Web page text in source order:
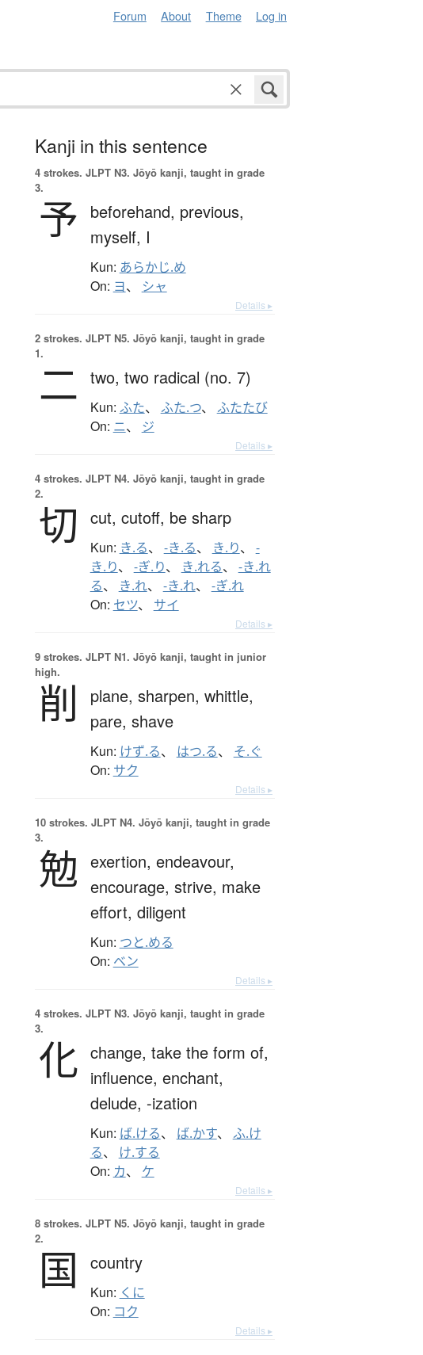
Forum About Theme Log in
Kanji in this sentence
4 strokes. JLPT N3. Jōyō kanji, taught in grade
3.
予 beforehand, previous,
myself, I
Kun: あらかじ.め
On: ヨ、 シャ
Details ▸
2 strokes. JLPT N5. Jōyō kanji, taught in grade
1.
二 two, two radical (no. 7)
Kun: ふた、 ふた.つ、 ふたたび
On: ニ、 ジ
Details ▸
4 strokes. JLPT N4. Jōyō kanji, taught in grade
2.
切 cut, cutoff, be sharp
Kun: き.る、 -き.る、 き.り、 -
き.り、 -ぎ.り、 き.れる、 -き.れ
る、 き.れ、 -き.れ、 -ぎ.れ
On: セツ、 サイ
Details ▸
9 strokes. JLPT N1. Jōyō kanji, taught in junior
high.
削 plane, sharpen, whittle,
pare, shave
Kun: けず.る、 はつ.る、 そ.ぐ
On: サク
Details ▸
10 strokes. JLPT N4. Jōyō kanji, taught in grade
3.
勉 exertion, endeavour,
encourage, strive, make
effort, diligent
Kun: つと.める
On: ベン
Details ▸
4 strokes. JLPT N3. Jōyō kanji, taught in grade
3.
化 change, take the form of,
influence, enchant,
delude, -ization
Kun: ば.ける、 ば.かす、 ふ.け
る、 け.する
On: カ、 ケ
Details ▸
8 strokes. JLPT N5. Jōyō kanji, taught in grade
2.
国 country
Kun: くに
On: コク
Details ▸